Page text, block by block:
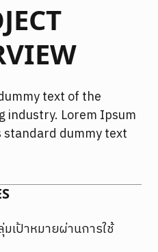
text of the
industry. Lorem Ipsum
dummy text
เป้าหมายผ่านการใช้